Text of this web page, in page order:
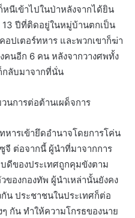
นีเข้าไปในป่าหลังจากได้ยิน
13 ปีที่ติดอยู่ในหมู่บ้านตกเป็น
อปเตอร์ทหาร และพวกเขาก็ฆ่า
คนอีก 6 คน หลังจากวางศพทั้ง
กลับมาจากที่นั่น
นการต่อต้านเผด็จการ
หารเข้ายึดอำนาจโดยการโค่น
จี ต่อจากนี้ ผู้นำที่มาจากการ
ดีของประเทศถูกคุมขังตาม
ของกองทัพ ผู้นำเหล่านั้นยังคง
น ประชาชนในประเทศก็ต่อ
กัน ทำให้ความโกรธของนาย